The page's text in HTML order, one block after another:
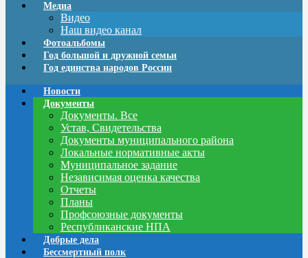
Медиа
Видео
Наш видео канал
Фотоальбомы
Год большой и дружной семьи
Год единства народов России
Новости
Документы
Документы. Все
Устав, Свидетельства
Документы муниципального района
Локальные нормативные акты
Муниципальное задание
Независимая оценка качества
Отчеты
Планы
Профсоюзные документы
Республиканские НПА
Добрые дела
Бессмертный полк